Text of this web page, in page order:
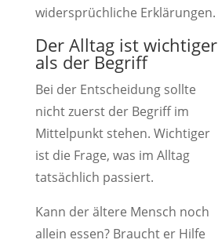
widersprüchliche Erklärungen.
Der Alltag ist wichtiger
als der Begriff
Bei der Entscheidung sollte
nicht zuerst der Begriff im
Mittelpunkt stehen. Wichtiger
ist die Frage, was im Alltag
tatsächlich passiert.
Kann der ältere Mensch noch
allein essen? Braucht er Hilfe